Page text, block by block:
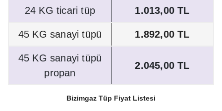
24 KG ticari tüp 1.013,00 TL
45 KG sanayi tüpü 1.892,00 TL
45 KG sanayi tüpü
propan
2.045,00 TL
Bizimgaz Tüp Fiyat Listesi